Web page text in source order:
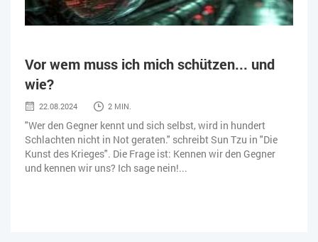
Vor wem muss ich mich schützen... und
wie?
22.08.2024 2 MIN.
"Wer den Gegner kennt und sich selbst, wird in hundert
Schlachten nicht in Not geraten." schreibt Sun Tzu in "Die
Kunst des Krieges". Die Frage ist: Kennen wir den Gegner
und kennen wir uns? Ich sage nein!...